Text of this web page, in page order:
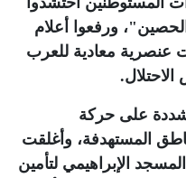
ورفعوا أعلام
عنصرية معادية للعرب
.
على حركة
المستهدفة، وأغلقت
الإبراهيمي لتأمين